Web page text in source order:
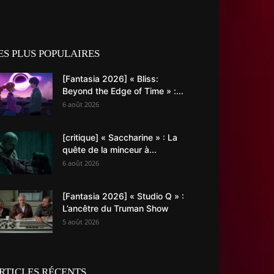
PLUS POPULAIRES
[Fantasia 2026] « Bliss:
Beyond the Edge of Time » :...
6 août 2026
[critique] « Saccharine » : La
quête de la minceur à...
6 août 2026
[Fantasia 2026] « Studio Q » :
L’ancêtre du Truman Show
5 août 2026